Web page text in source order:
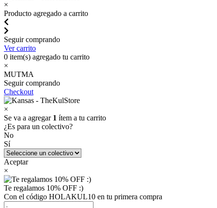
×
Producto agregado a carrito
Seguir comprando
Ver carrito
0 item(s) agregado tu carrito
×
MUTMA
Seguir comprando
Checkout
×
Se va a agregar 1 ítem a tu carrito
¿Es para un colectivo?
No
Sí
Aceptar
×
Te regalamos 10% OFF :)
Con el código HOLAKUL10 en tu primera compra